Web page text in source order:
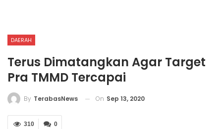
DAERAH
Terus Dimatangkan Agar Target
Pra TMMD Tercapai
By TerabasNews On Sep 13, 2020
0
310